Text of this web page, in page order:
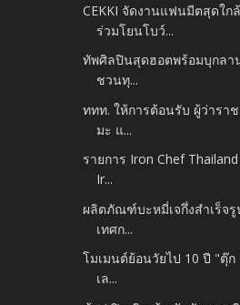
CEKKI จัดงานแฟนมีตสุดใ
ร่วมโยนโบว์...
ทัพศิลปินสุดฮอตพร้อมบุกลา
ชวนทุ...
ททท. ให้การต้อนรับ ผู้ว่ารา
มะ แ...
รายการ Iron Chef
Ir...
ผลิตภัณฑ์บะหมี่เจกึ่งสำเร็จรู
เทศก...
โมเมนต์ย้อนวัยไป 10 ปี "ตุ๊
เล...